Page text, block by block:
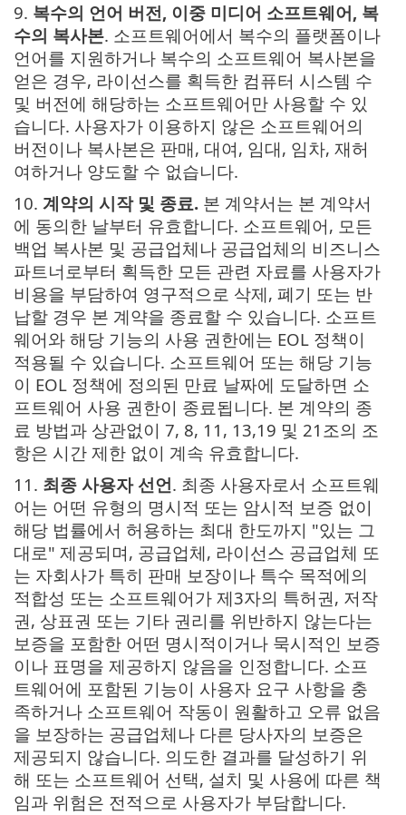
9. 복수의 언어 버전, 이중 미디어 소프트웨어, 복
수의 복사본. 소프트웨어에서 복수의 플랫폼이나
언어를 지원하거나 복수의 소프트웨어 복사본을
얻은 경우, 라이선스를 획득한 컴퓨터 시스템 수
및 버전에 해당하는 소프트웨어만 사용할 수 있
습니다. 사용자가 이용하지 않은 소프트웨어의
버전이나 복사본은 판매, 대여, 임대, 임차, 재허
여하거나 양도할 수 없습니다.
10. 계약의 시작 및 종료. 본 계약서는 본 계약서
에 동의한 날부터 유효합니다. 소프트웨어, 모든
백업 복사본 및 공급업체나 공급업체의 비즈니스
파트너로부터 획득한 모든 관련 자료를 사용자가
비용을 부담하여 영구적으로 삭제, 폐기 또는 반
납할 경우 본 계약을 종료할 수 있습니다. 소프트
웨어와 해당 기능의 사용 권한에는 EOL 정책이
적용될 수 있습니다. 소프트웨어 또는 해당 기능
이 EOL 정책에 정의된 만료 날짜에 도달하면 소
프트웨어 사용 권한이 종료됩니다. 본 계약의 종
료 방법과 상관없이 7, 8, 11, 13,19 및 21조의 조
항은 시간 제한 없이 계속 유효합니다.
11. 최종 사용자 선언. 최종 사용자로서 소프트웨
어는 어떤 유형의 명시적 또는 암시적 보증 없이
해당 법률에서 허용하는 최대 한도까지 "있는 그
대로" 제공되며, 공급업체, 라이선스 공급업체 또
는 자회사가 특히 판매 보장이나 특수 목적에의
적합성 또는 소프트웨어가 제3자의 특허권, 저작
권, 상표권 또는 기타 권리를 위반하지 않는다는
보증을 포함한 어떤 명시적이거나 묵시적인 보증
이나 표명을 제공하지 않음을 인정합니다. 소프
트웨어에 포함된 기능이 사용자 요구 사항을 충
족하거나 소프트웨어 작동이 원활하고 오류 없음
을 보장하는 공급업체나 다른 당사자의 보증은
제공되지 않습니다. 의도한 결과를 달성하기 위
해 또는 소프트웨어 선택, 설치 및 사용에 따른 책
임과 위험은 전적으로 사용자가 부담합니다.